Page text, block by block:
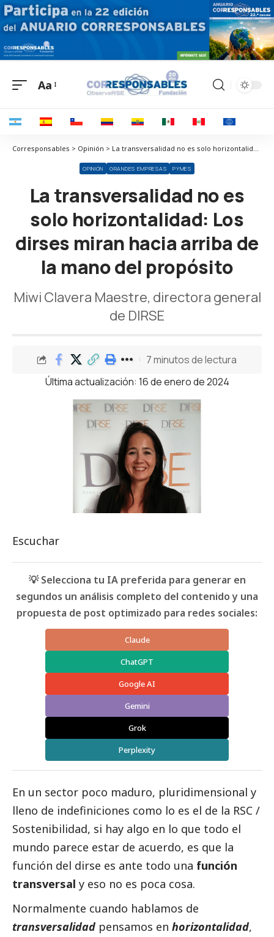
Aa
Corresponsables > Opinión > La transversalidad no es solo horizontalidad: Los dirses miran hacia arriba de la mano del propósito
OPINIÓN GRANDES EMPRESAS PYMES
La transversalidad no es
solo horizontalidad: Los
dirses miran hacia arriba de
la mano del propósito
Miwi Clavera Maestre, directora general
de DIRSE
Última actualización: 16 de enero de 2024
7 minutos de lectura
Escuchar
💡 Selecciona tu IA preferida para generar en
segundos un análisis completo del contenido y una
propuesta de post optimizado para redes sociales:
Claude
ChatGPT
Google AI
Gemini
Grok
Perplexity
En un sector poco maduro, pluridimensional y
lleno de indefiniciones como lo es el de la RSC /
Sostenibilidad, si hay algo en lo que todo el
mundo parece estar de acuerdo, es que la
función del dirse es ante todo una función
transversal y eso no es poca cosa.
Normalmente cuando hablamos de
transversalidad pensamos en horizontalidad,